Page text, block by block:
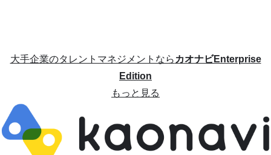
大手企業のタレントマネジメントならカオナビEnterprise
Edition
もっと見る